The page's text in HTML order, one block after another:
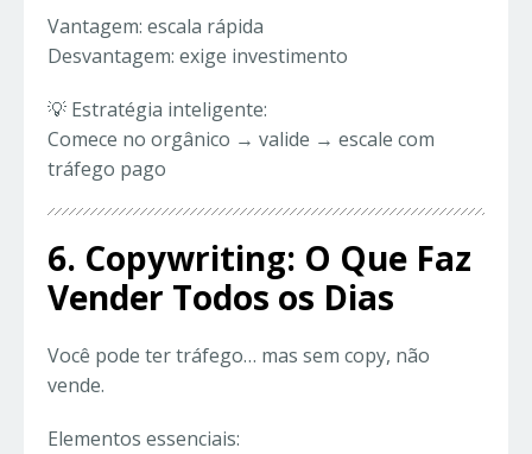
Vantagem: escala rápida
Desvantagem: exige investimento
💡 Estratégia inteligente:
Comece no orgânico → valide → escale com
tráfego pago
6. Copywriting: O Que Faz
Vender Todos os Dias
Você pode ter tráfego… mas sem copy, não
vende.
Elementos essenciais: